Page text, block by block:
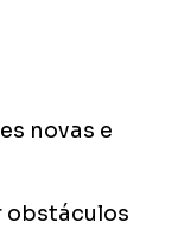
novas e
obstáculos